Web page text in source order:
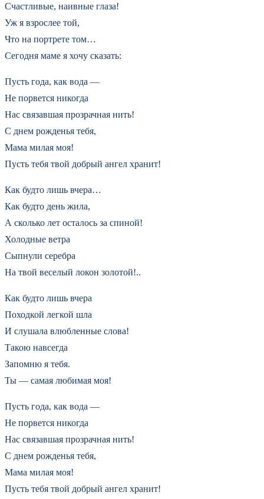
Счастливые, наивные глаза!
Уж я взрослее той,
Что на портрете том…
Сегодня маме я хочу сказать:
Пусть года, как вода —
Не порвется никогда
Нас связавшая прозрачная нить!
С днем рожденья тебя,
Мама милая моя!
Пусть тебя твой добрый ангел хранит!
Как будто лишь вчера…
Как будто день жила,
А сколько лет осталось за спиной!
Холодные ветра
Сыпнули серебра
На твой веселый локон золотой!..
Как будто лишь вчера
Походкой легкой шла
И слушала влюбленные слова!
Такою навсегда
Запомню я тебя.
Ты — самая любимая моя!
Пусть года, как вода —
Не порвется никогда
Нас связавшая прозрачная нить!
С днем рожденья тебя,
Мама милая моя!
Пусть тебя твой добрый ангел хранит!